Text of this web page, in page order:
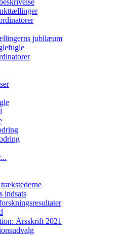
jubilæum
indsats
Årsskrift 2021